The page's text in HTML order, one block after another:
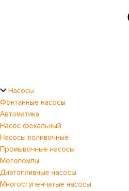
Насосы
Фонтанные насосы
Автоматика
Насос фекальный
Насосы поливочные
Промывочные насосы
Мотопомпы
Дизтопливные насосы
Многоступенчатые насосы